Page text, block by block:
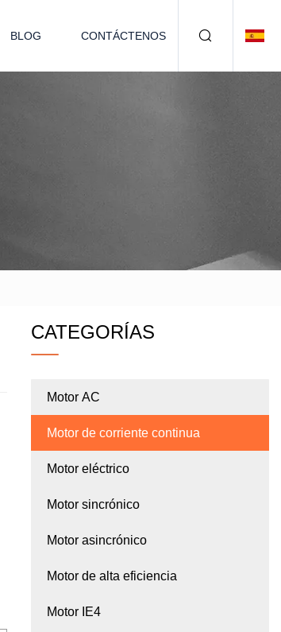
BLOG CONTÁCTENOS
CATEGORÍAS
Motor AC
Motor de corriente continua
Motor eléctrico
Motor sincrónico
Motor asincrónico
Motor de alta eficiencia
Motor IE4